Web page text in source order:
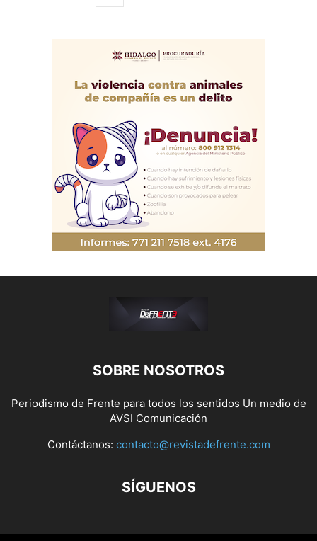
SOBRE NOSOTROS
Periodismo de Frente para todos los sentidos Un medio de
AVSI Comunicación
Contáctanos: contacto@revistadefrente.com
SÍGUENOS